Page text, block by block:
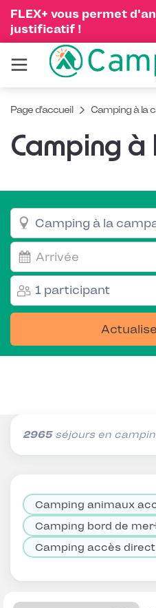
FLEX+ vous permet
justificatif !
Page d'accueil Camping à la
Camping
1 participant
2965séjours en
Camping animaux
Camping bord de mer
Camping accès